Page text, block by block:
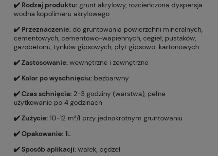
✔️ Rodzaj produktu: grunt akrylowy, rozcieńczona dyspersja
wodna kopolimeru akrylowego
✔️ Przeznaczenie: do gruntowania powierzchni mineralnych,
cementowych, cementowo-wapiennych, cegieł, pustaków,
gazobetonu, tynków gipsowych, płyt gipsowo-kartonowych
✔️ Zastosowanie: wewnętrzne i zewnętrzne
✔️ Kolor po wyschnięciu: bezbarwny
✔️ Czas schnięcia: 2-3 godziny (warstwa), pełne
użytkowanie po 4 godzinach
✔️ Zużycie: 10-12 m²/l przy jednokrotnym gruntowaniu
✔️ Opakowanie: 1L
✔️ Sposób aplikacji: wałek, pędzel